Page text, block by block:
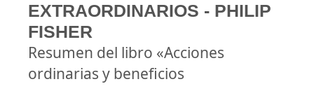
EXTRAORDINARIOS - PHILIP
FISHER
Resumen del libro «Acciones
ordinarias y beneficios